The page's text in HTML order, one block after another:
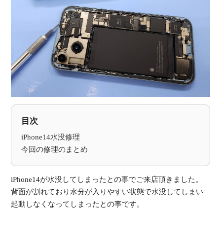
目次
iPhone14水没修理
今回の修理のまとめ
iPhone14が水没してしまったとの事でご来店頂きました。
背面が割れており水分が入りやすい状態で水没してしまい
起動しなくなってしまったとの事です。